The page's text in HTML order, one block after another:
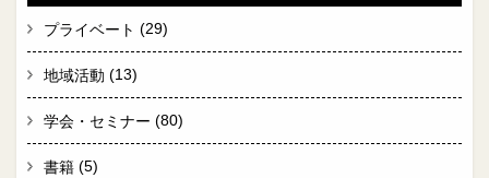
プライベート (29)
地域活動 (13)
学会・セミナー (80)
書籍 (5)